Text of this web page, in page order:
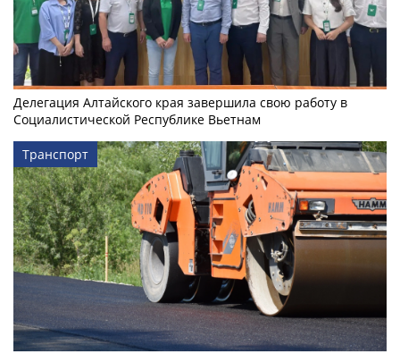
Делегация Алтайского края завершила свою работу в
Социалистической Республике Вьетнам
Транспорт